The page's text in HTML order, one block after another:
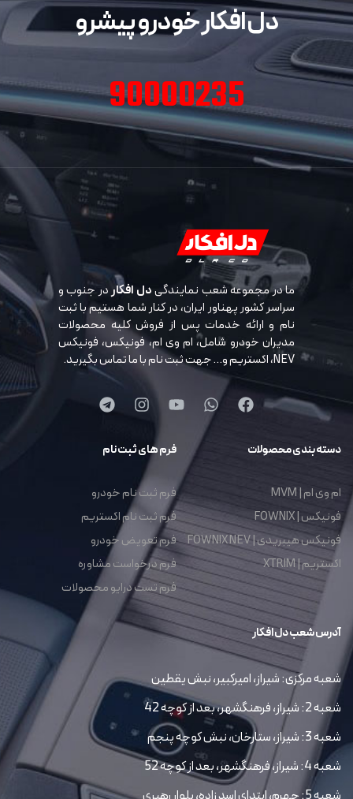
دل افکار خودرو پیشرو
90000235
ما در مجموعه شعب نمایندگیدل افکاردر جنوب و
سراسر کشور پهناور ایران، در کنار شما هستیم با ثبت
نام و ارائه خدمات پس از فروش کلیه محصولات
مدیران خودرو شامل، ام وی ام، فونیکس، فونیکس
NEV، اکستریم و… جهت ثبت نام با ما تماس بگیرید.
دسته بندی محصولات
ام وی ام | MVM
فونیکس | FOWNIX
فونیکس هیبریدی | FOWNIX NEV
اکستریم | XTRIM
فرم های ثبت نام
فرم ثبت نام خودرو
فرم ثبت نام اکستریم
فرم تعویض خودرو
فرم درخواست مشاوره
فرم تست درایو محصولات
آدرس شعب دل افکار
شعبه مرکزی: شیراز، امیرکبیر، نبش یقطین
شعبه 2: شیراز، فرهنگشهر، بعد از کوچه 42
شعبه 3: شیراز، ستارخان، نبش کوچه پنجم
شعبه 4: شیراز، فرهنگشهر، بعد از کوچه 52